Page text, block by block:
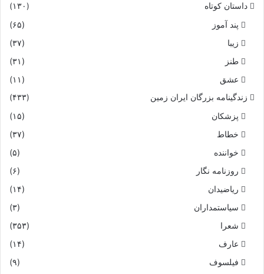
داستان کوتاه (۱۳۰)
پند آموز
(۶۵)
زیبا
(۳۷)
طنز
(۳۱)
عشق
(۱۱)
زندگینامه بزرگان ایران زمین (۴۳۳)
پزشکان
(۱۵)
خطاط
(۳۷)
خواننده
(۵)
روزنامه نگار
(۶)
ریاضیدان
(۱۴)
سیاستمداران
(۳)
شعرا
(۳۵۳)
عارف
(۱۴)
فیلسوف
(۹)